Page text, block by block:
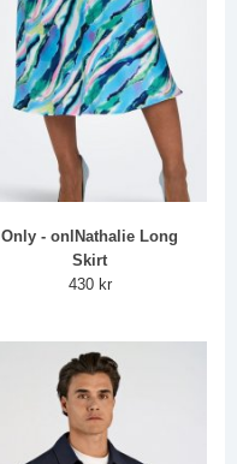
Only - onlNathalie Long
Skirt
430 kr